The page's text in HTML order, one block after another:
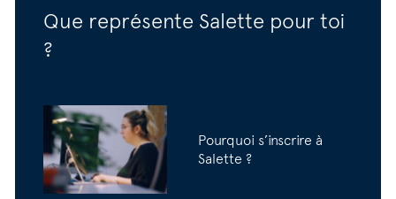
Que représente Salette pour toi
?
Pourquoi s’inscrire à
Salette ?